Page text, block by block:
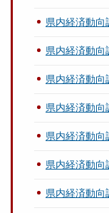
県内経済動向
県内経済動向
県内経済動向
県内経済動向
県内経済動向
県内経済動向
県内経済動向